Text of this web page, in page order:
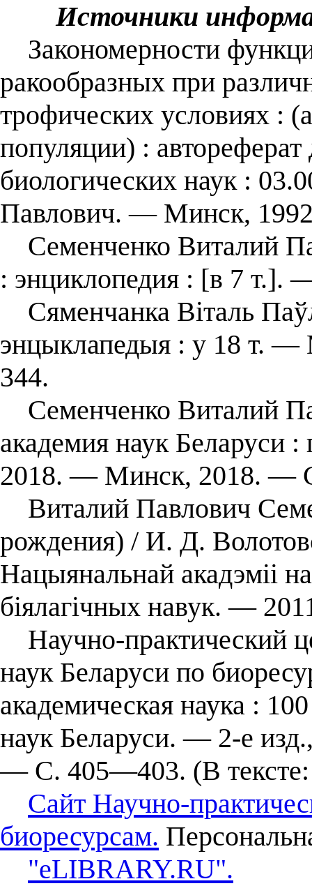
Источники
Закономерности
ракообразных при
трофических условиях :
популяции) : автореферат
биологических наук :
Павлович. — Минск,
Семенченко Виталий
: энциклопедия : [в 7
Сяменчанка Віталь
энцыклапедыя : у 18 т.
344.
Семенченко Виталий
академия наук Беларуси
2018. — Минск, 2018. —
Виталий Павлович
рождения) / И. Д.
Нацыянальнай акадэміі
біялагічных навук. —
Научно-практический
наук Беларуси по
академическая наука :
наук Беларуси. — 2-е
— С. 405—403. (В
Сайт Научно-
биоресурсам.
"eLIBRARY.RU".